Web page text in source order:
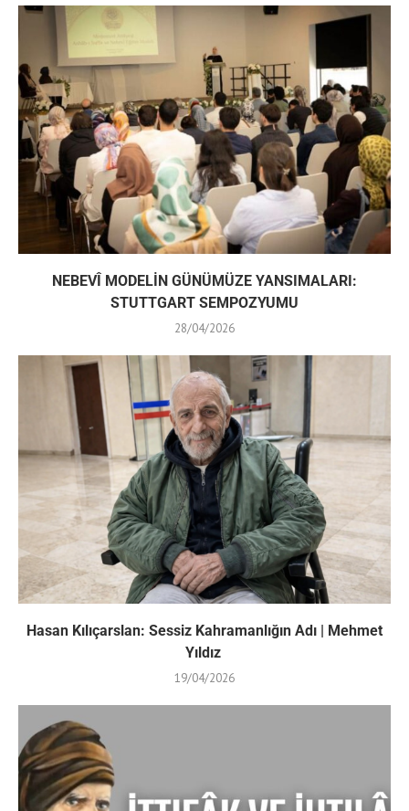
NEBEVÎ MODELİN GÜNÜMÜZE YANSIMALARI:
STUTTGART SEMPOZYUMU
28/04/2026
Hasan Kılıçarslan: Sessiz Kahramanlığın Adı | Mehmet
Yıldız
19/04/2026